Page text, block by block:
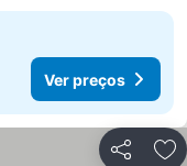
Ver preços
Partilhar